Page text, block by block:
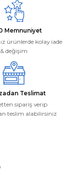
Memnuniyet
ürünlerde kolay iade
& değişim
Teslimat
sipariş verip
teslim alabilirsiniz